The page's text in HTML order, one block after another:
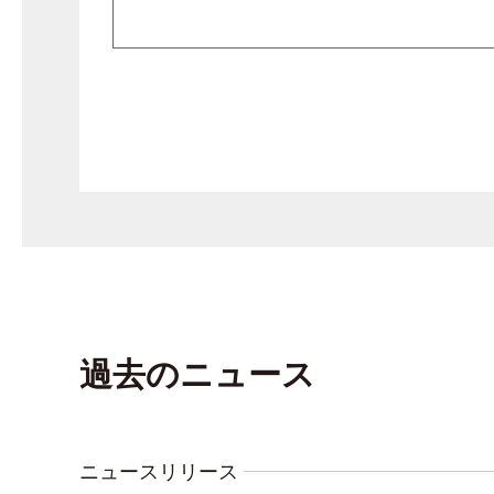
過去のニュース
ニュースリリース